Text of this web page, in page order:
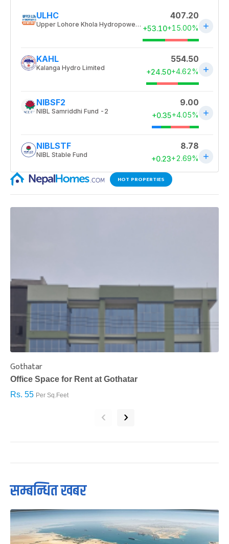
HOT PROPERTIES
Gothatar
Office Space for Rent at Gothatar
Rs. 55 Per Sq.Feet
‹ ›
सम्बन्धित खबर